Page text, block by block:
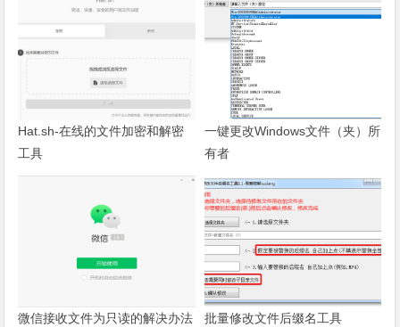
Hat.sh-在线的文件加密和解密
工具
一键更改Windows文件（夹）所
有者
微信接收文件为只读的解决办法 批量修改文件后缀名工具